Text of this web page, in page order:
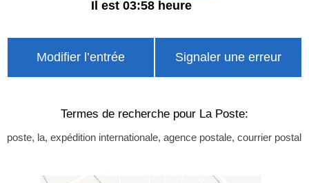
Il est 03:58 heure
Modifier l’entrée Signaler une erreur
Termes de recherche pour La Poste:
poste, la, expédition internationale, agence postale, courrier postal